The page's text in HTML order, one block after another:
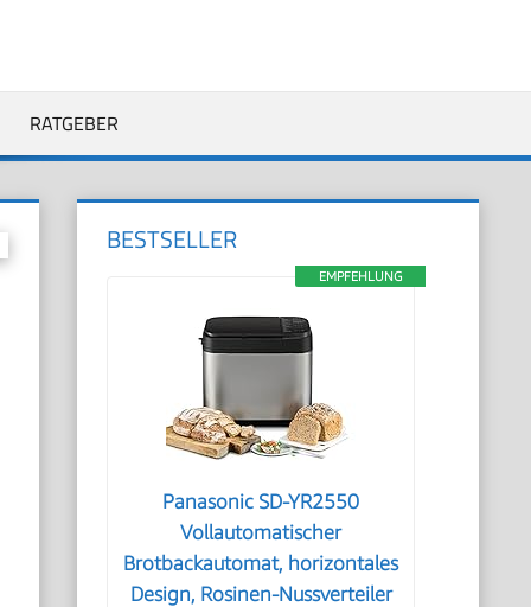
RATGEBER
BESTSELLER
EMPFEHLUNG
Panasonic SD-YR2550
Vollautomatischer
Brotbackautomat, horizontales
Design, Rosinen-Nussverteiler